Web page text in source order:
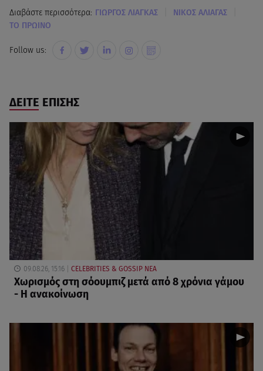
Διαβάστε περισσότερα: ΓΙΩΡΓΟΣ ΛΙΑΓΚΑΣ ΝΙΚΟΣ ΑΛΙΑΓΑΣ
ΤΟ ΠΡΩΙΝΟ
Follow us:
ΔΕΙΤΕ ΕΠΙΣΗΣ
09.08.26, 15:16 CELEBRITIES & GOSSIP ΝΕΑ
Χωρισμός στη σόουμπιζ μετά από 8 χρόνια γάμου
- Η ανακοίνωση